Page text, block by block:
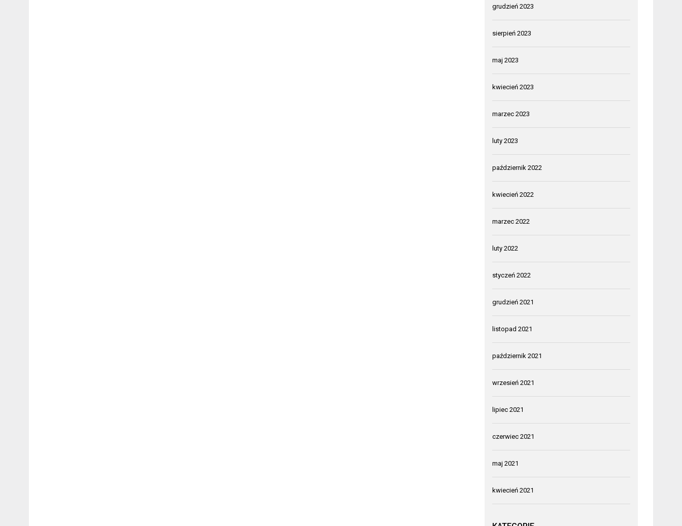
grudzień 2023
sierpień 2023
maj 2023
kwiecień 2023
marzec 2023
luty 2023
październik 2022
kwiecień 2022
marzec 2022
luty 2022
styczeń 2022
grudzień 2021
listopad 2021
październik 2021
wrzesień 2021
lipiec 2021
czerwiec 2021
maj 2021
kwiecień 2021